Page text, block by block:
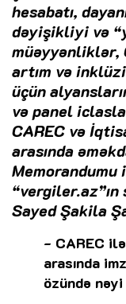
hesabatı,
dəyişikliyi və
müəyyənliklər,
artım və
üçün
və panel
CAREC və
arasında
Memorandumu
Sayed Şakila
- CAREC
arasında
özündə